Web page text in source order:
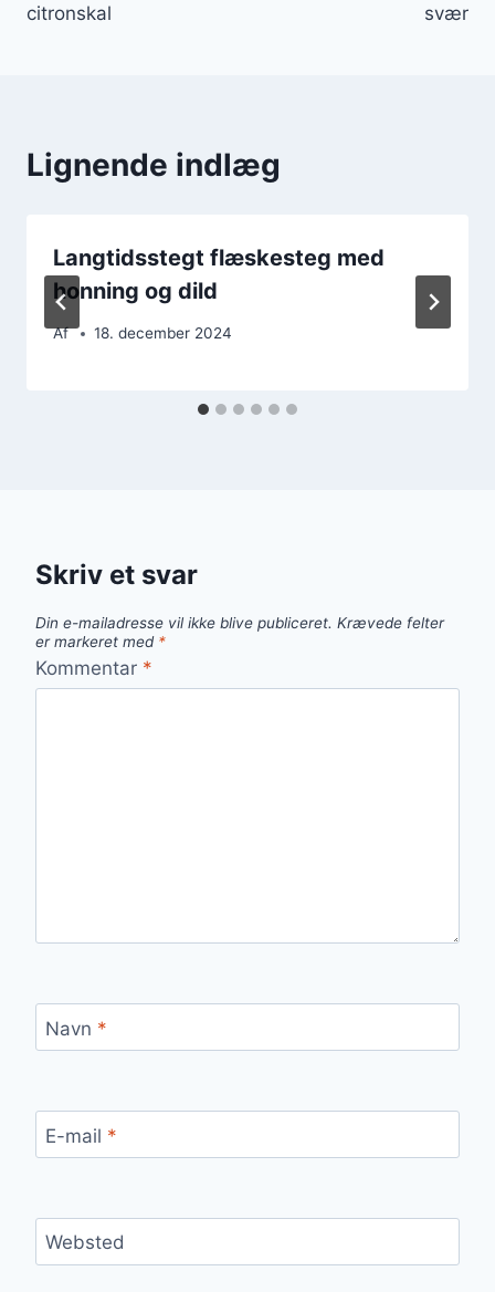
citronskal
svær
Lignende indlæg
Langtidsstegt flæskesteg med
honning og dild
Af 18. december 2024
Skriv et svar
Din e-mailadresse vil ikke blive publiceret. Krævede felter
er markeret med *
Kommentar *
Navn *
E-mail *
Websted